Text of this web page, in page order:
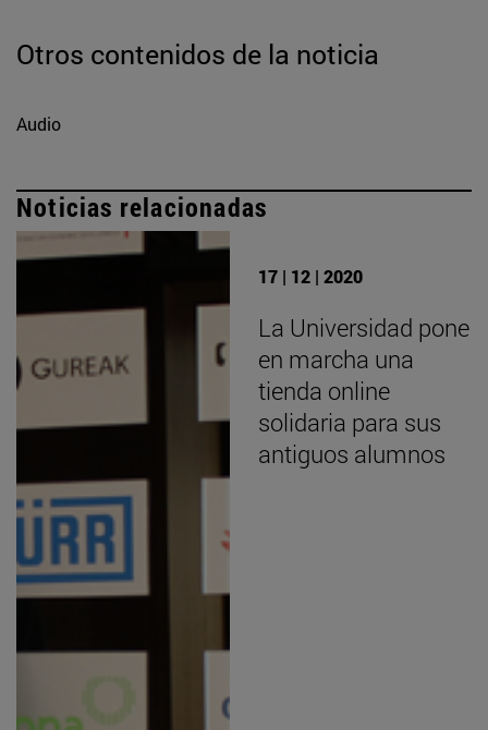
Otros contenidos de la noticia
Audio
Noticias relacionadas
17 | 12 | 2020
La Universidad pone
en marcha una
tienda online
solidaria para sus
antiguos alumnos